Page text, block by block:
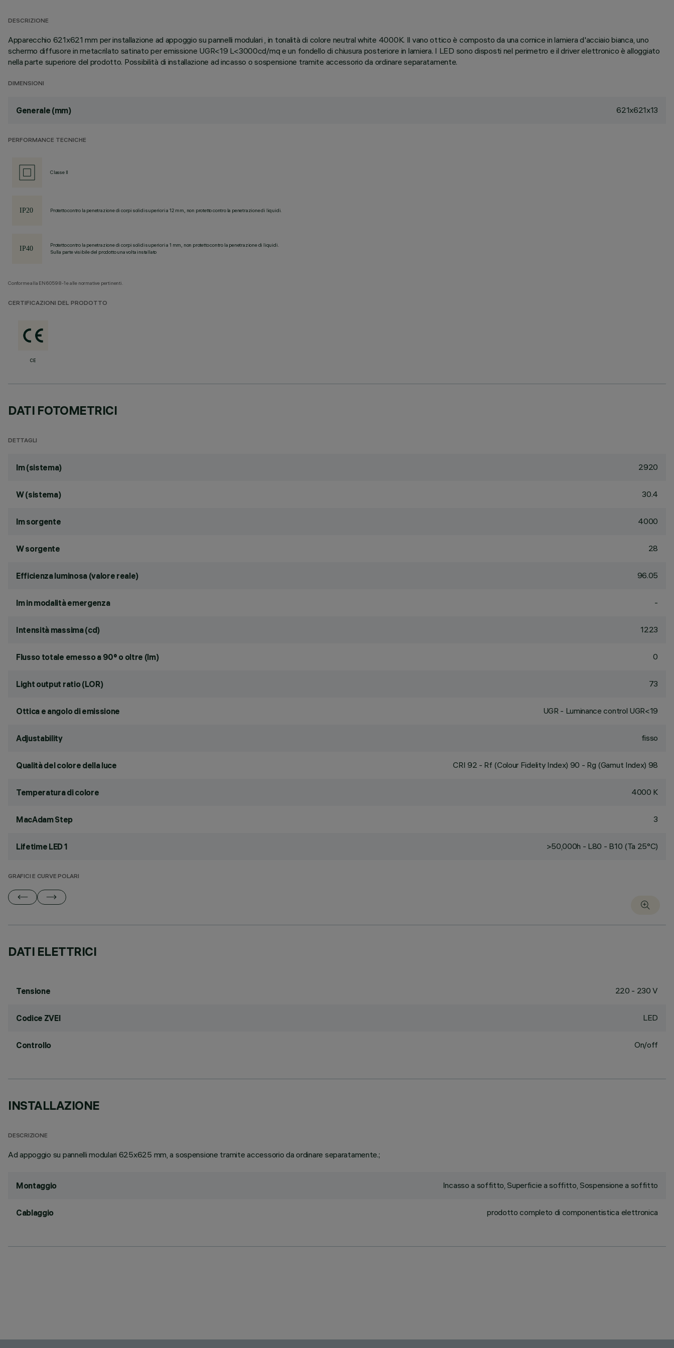
DESCRIZIONE
Apparecchio 621x621 mm per installazione ad appoggio su pannelli modulari , in tonalità di colore neutral white 4000K. Il vano ottico è composto da una cornice in lamiera d'acciaio bianca, uno
schermo diffusore in metacrilato satinato per emissione UGR<19 L<3000cd/mq e un fondello di chiusura posteriore in lamiera. I LED sono disposti nel perimetro e il driver elettronico è alloggiato
nella parte superiore del prodotto. Possibilità di installazione ad incasso o sospensione tramite accessorio da ordinare separatamente.
DIMENSIONI
Generale (mm) 621x621x13
PERFORMANCE TECNICHE
Classe II
Protetto contro la penetrazione di corpi solidi superiori a 12 mm, non protetto contro la penetrazione di liquidi.
Protetto contro la penetrazione di corpi solidi superiori a 1 mm, non protetto contro la penetrazione di liquidi.
Sulla parte visibile del prodotto una volta installato
Conforme alla EN60598-1 e alle normative pertinenti.
CERTIFICAZIONI DEL PRODOTTO
CE
DATI FOTOMETRICI
DETTAGLI
lm (sistema) 2920
W (sistema) 30.4
lm sorgente 4000
W sorgente 28
Efficienza luminosa (valore reale) 96.05
lm in modalità emergenza -
Intensità massima (cd) 1223
Flusso totale emesso a 90° o oltre (lm) 0
Light output ratio (LOR) 73
Ottica e angolo di emissione UGR - Luminance control UGR<19
Adjustability fisso
Qualità del colore della luce CRI 92 - Rf (Colour Fidelity Index) 90 - Rg (Gamut Index) 98
Temperatura di colore 4000 K
MacAdam Step 3
Lifetime LED 1 >50,000h - L80 - B10 (Ta 25°C)
GRAFICI E CURVE POLARI
DATI ELETTRICI
Tensione 220 - 230 V
Codice ZVEI LED
Controllo On/off
INSTALLAZIONE
DESCRIZIONE
Ad appoggio su pannelli modulari 625x625 mm, a sospensione tramite accessorio da ordinare separatamente.;
Montaggio Incasso a soffitto, Superficie a soffitto, Sospensione a soffitto
Cablaggio prodotto completo di componentistica elettronica